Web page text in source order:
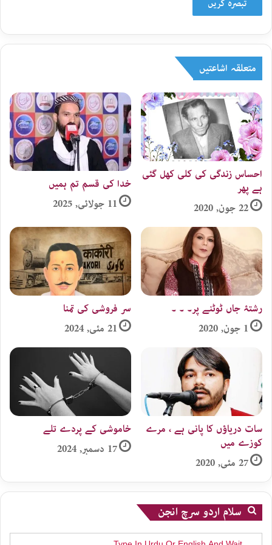
متعلقہ اشاعتیں
احساس زندگی کی کلی کھل گئی
ہے پھر
22 جون, 2020
خدا کی قسم تم ہمیں
11 جولائی, 2025
رشتۂ جاں ٹوٹنے پر۔ ۔ ۔
1 جون, 2020
سر فروشی کی تمنا
21 مئی, 2024
سات دریاؤں کا پانی ہے ، مرے
کوزے میں
27 مئی, 2020
خاموشی کے پردے تلے
17 دسمبر, 2024
سلام اردو سرچ انجن
Search